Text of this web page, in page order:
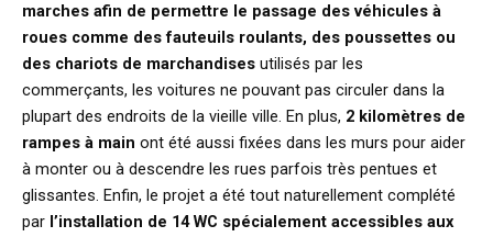
marches afin de permettre le passage des véhicules à
roues comme des fauteuils roulants, des poussettes ou
des chariots de marchandises utilisés par les
commerçants, les voitures ne pouvant pas circuler dans la
plupart des endroits de la vieille ville. En plus, 2 kilomètres de
rampes à main ont été aussi fixées dans les murs pour aider
à monter ou à descendre les rues parfois très pentues et
glissantes. Enfin, le projet a été tout naturellement complété
par l’installation de 14 WC spécialement accessibles aux